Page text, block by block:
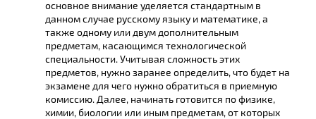
основное внимание уделяется стандартным в
данном случае русскому языку и математике, а
также одному или двум дополнительным
предметам, касающимся технологической
специальности. Учитывая сложность этих
предметов, нужно заранее определить, что будет на
экзамене для чего нужно обратиться в приемную
комиссию. Далее, начинать готовится по физике,
химии, биологии или иным предметам, от которых